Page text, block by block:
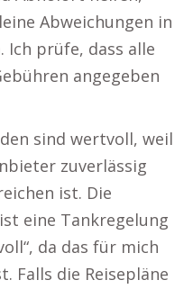
Abweichungen in
Ich prüfe, dass alle
angegeben
sind wertvoll, weil
zuverlässig
ist. Die
eine Tankregelung
da das für mich
Falls die Reisepläne